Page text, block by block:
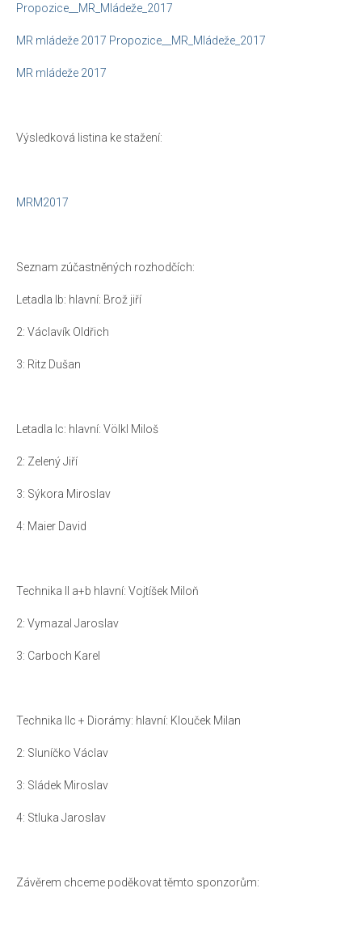
Propozice__MR_Mládeže_2017
MR mládeže 2017 Propozice__MR_Mládeže_2017
MR mládeže 2017
Výsledková listina ke stažení:
MRM2017
Seznam zúčastněných rozhodčích:
Letadla Ib: hlavní: Brož jiří
2: Václavík Oldřich
3: Ritz Dušan
Letadla Ic: hlavní: Völkl Miloš
2: Zelený Jiří
3: Sýkora Miroslav
4: Maier David
Technika II a+b hlavní: Vojtíšek Miloň
2: Vymazal Jaroslav
3: Carboch Karel
Technika IIc + Diorámy: hlavní: Klouček Milan
2: Sluníčko Václav
3: Sládek Miroslav
4: Stluka Jaroslav
Závěrem chceme poděkovat těmto sponzorům: